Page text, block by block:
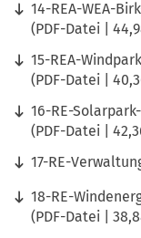
14-REA-WEA-
PDF-Datei
15-REA-
PDF-Datei
16-RE-
PDF-Datei
17-RE-
18-RE-
PDF-Datei